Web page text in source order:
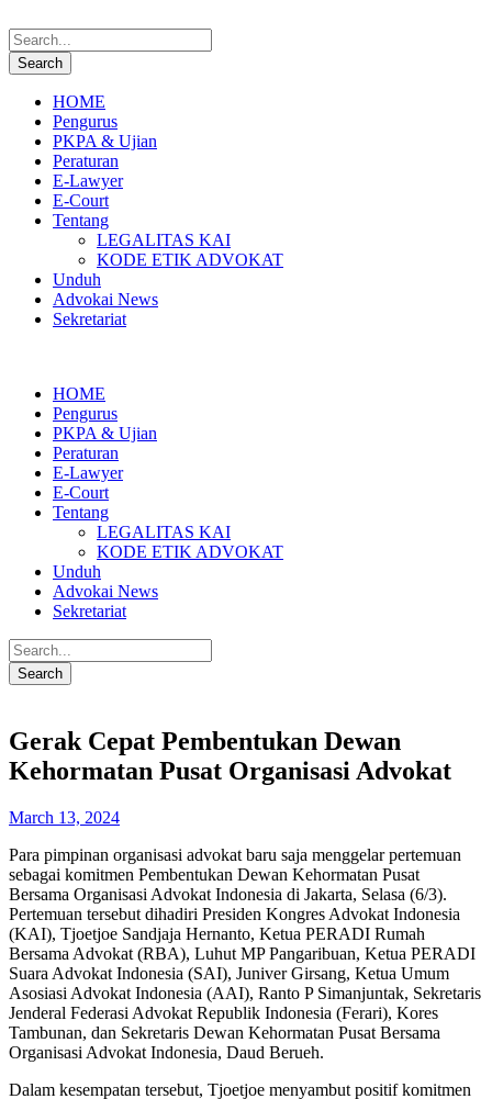
HOME
Pengurus
PKPA & Ujian
Peraturan
E-Lawyer
E-Court
Tentang
LEGALITAS KAI
KODE ETIK ADVOKAT
Unduh
Advokai News
Sekretariat
HOME
Pengurus
PKPA & Ujian
Peraturan
E-Lawyer
E-Court
Tentang
LEGALITAS KAI
KODE ETIK ADVOKAT
Unduh
Advokai News
Sekretariat
Gerak Cepat Pembentukan Dewan
Kehormatan Pusat Organisasi Advokat
March 13, 2024
Para pimpinan organisasi advokat baru saja menggelar pertemuan
sebagai komitmen Pembentukan Dewan Kehormatan Pusat
Bersama Organisasi Advokat Indonesia di Jakarta, Selasa (6/3).
Pertemuan tersebut dihadiri Presiden Kongres Advokat Indonesia
(KAI), Tjoetjoe Sandjaja Hernanto, Ketua PERADI Rumah
Bersama Advokat (RBA), Luhut MP Pangaribuan, Ketua PERADI
Suara Advokat Indonesia (SAI), Juniver Girsang, Ketua Umum
Asosiasi Advokat Indonesia (AAI), Ranto P Simanjuntak, Sekretaris
Jenderal Federasi Advokat Republik Indonesia (Ferari), Kores
Tambunan, dan Sekretaris Dewan Kehormatan Pusat Bersama
Organisasi Advokat Indonesia, Daud Berueh.
Dalam kesempatan tersebut, Tjoetjoe menyambut positif komitmen